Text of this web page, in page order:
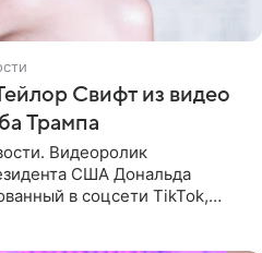
Свифт из видео
Трампа
Видеоролик
США Дональда
в соцсети TikTok,